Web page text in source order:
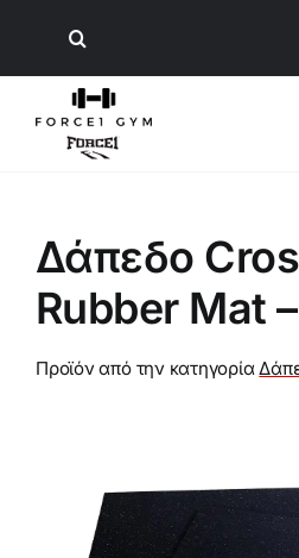
περιεχόμενο
για:
Όργανα Γυμναστικής
Εξοπλισμός Δύναμης
Φυσική Κατάσταση
Δάπεδο
Rubber Mat
Προϊόν από την κατηγορία